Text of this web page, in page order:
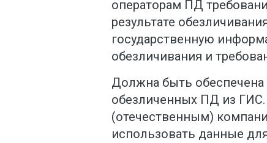
операторам ПД
результате
государственную
обезличивания и
Должна быть
обезличенных ПД из
(отечественным)
использовать данные